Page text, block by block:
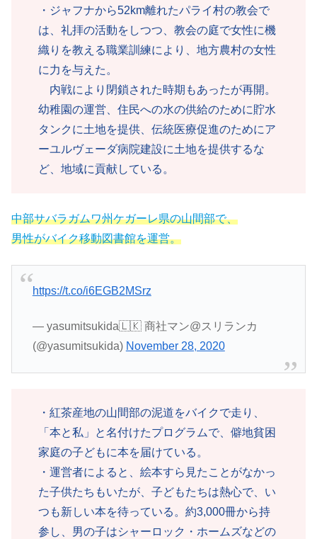
・ジャフナから52km離れたパライ村の教会で
は、礼拝の活動をしつつ、教会の庭で女性に機
織りを教える職業訓練により、地方農村の女性
に力を与えた。
内戦により閉鎖された時期もあったが再開。
幼稚園の運営、住民への水の供給のために貯水
タンクに土地を提供、伝統医療促進のためにア
ーユルヴェーダ病院建設に土地を提供するな
ど、地域に貢献している。
中部サバラガムワ州ケガーレ県の山間部で、
男性がバイク移動図書館を運営。
https://t.co/i6EGB2MSrz
— yasumitsukida🇱🇰 商社マン@スリランカ
(@yasumitsukida) November 28, 2020
・紅茶産地の山間部の泥道をバイクで走り、
「本と私」と名付けたプログラムで、僻地貧困
家庭の子どもに本を届けている。
・運営者によると、絵本すら見たことがなかっ
た子供たちもいたが、子どもたちは熱心で、い
つも新しい本を待っている。約3,000冊から持
参し、男の子はシャーロック・ホームズなどの